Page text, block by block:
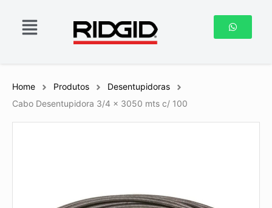
Home Produtos
Desentupidoras
Cabo Desentupidora 3/4 x 3050 mts c/ 100